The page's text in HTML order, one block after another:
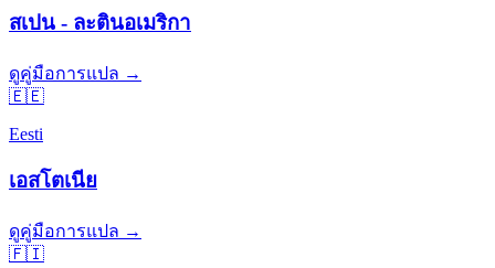
สเปน - ละตินอเมริกา
ดูคู่มือการแปล →
🇪🇪
Eesti
เอสโตเนีย
ดูคู่มือการแปล →
🇫🇮